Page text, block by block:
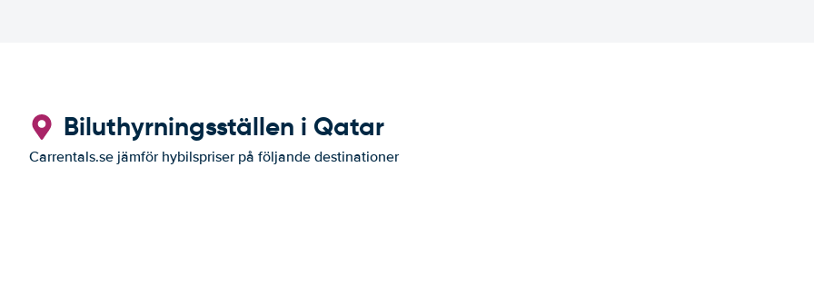
Biluthyrningsställen i Qatar
Carrentals.se jämför hybilspriser på följande destinationer